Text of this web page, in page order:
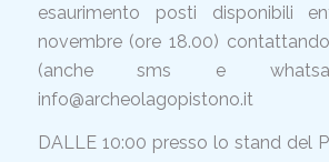
esaurimento posti disponibili
novembre (ore 18.00)
(anche sms e
info@archeolagopistono.it
DALLE 10:00 presso lo stand del